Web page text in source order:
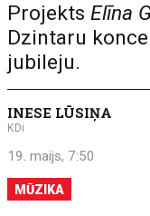
ProjektsElīna
Dzintaru
jubileju.
INESE LŪSIŅA
KDi
19. maijs, 7:50
MŪZIKA